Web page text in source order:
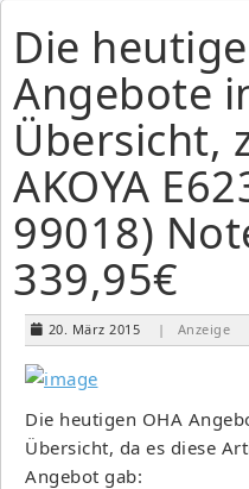
Die
Angebote
Übersicht,
AKOYA
99018)
339,95€
20. März 2015 | Anzeige
Die heutigen OHA
Übersicht, da es diese
Angebot gab: